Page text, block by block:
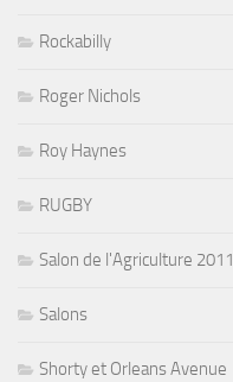
Rockabilly
Roger Nichols
Roy Haynes
RUGBY
Salon de l'Agriculture 2011
Salons
Shorty et Orleans Avenue